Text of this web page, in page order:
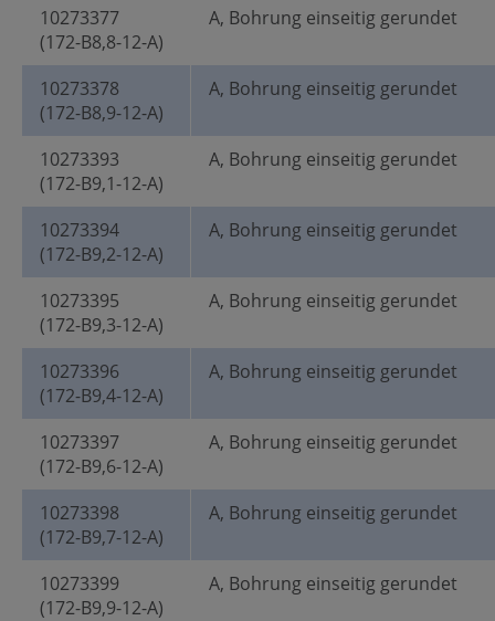
10273377
(172-B8,8-12-A)
A, Bohrung einseitig gerundet
10273378
(172-B8,9-12-A)
A, Bohrung einseitig gerundet
10273393
(172-B9,1-12-A)
A, Bohrung einseitig gerundet
10273394
(172-B9,2-12-A)
A, Bohrung einseitig gerundet
10273395
(172-B9,3-12-A)
A, Bohrung einseitig gerundet
10273396
(172-B9,4-12-A)
A, Bohrung einseitig gerundet
10273397
(172-B9,6-12-A)
A, Bohrung einseitig gerundet
10273398
(172-B9,7-12-A)
A, Bohrung einseitig gerundet
10273399
(172-B9,9-12-A)
A, Bohrung einseitig gerundet